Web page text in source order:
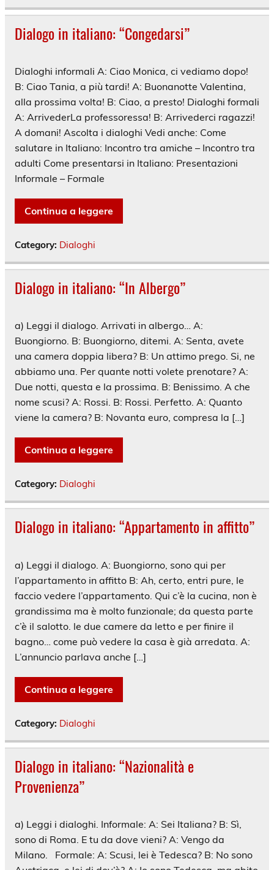
Dialogo in italiano: “Congedarsi”
Dialoghi informali A: Ciao Monica, ci vediamo dopo!
B: Ciao Tania, a più tardi! A: Buonanotte Valentina,
alla prossima volta! B: Ciao, a presto! Dialoghi formali
A: ArrivederLa professoressa! B: Arrivederci ragazzi!
A domani! Ascolta i dialoghi Vedi anche: Come
salutare in Italiano: Incontro tra amiche – Incontro tra
adulti Come presentarsi in Italiano: Presentazioni
Informale – Formale
Continua a leggere
Category: Dialoghi
Dialogo in italiano: “In Albergo”
a) Leggi il dialogo. Arrivati in albergo… A:
Buongiorno. B: Buongiorno, ditemi. A: Senta, avete
una camera doppia libera? B: Un attimo prego. Si, ne
abbiamo una. Per quante notti volete prenotare? A:
Due notti, questa e la prossima. B: Benissimo. A che
nome scusi? A: Rossi. B: Rossi. Perfetto. A: Quanto
viene la camera? B: Novanta euro, compresa la […]
Continua a leggere
Category: Dialoghi
Dialogo in italiano: “Appartamento in affitto”
a) Leggi il dialogo. A: Buongiorno, sono qui per
l’appartamento in affitto B: Ah, certo, entri pure, le
faccio vedere l’appartamento. Qui c’è la cucina, non è
grandissima ma è molto funzionale; da questa parte
c’è il salotto. le due camere da letto e per finire il
bagno… come può vedere la casa è già arredata. A:
L’annuncio parlava anche […]
Continua a leggere
Category: Dialoghi
Dialogo in italiano: “Nazionalità e
Provenienza”
a) Leggi i dialoghi. Informale: A: Sei Italiana? B: Sì,
sono di Roma. E tu da dove vieni? A: Vengo da
Milano. Formale: A: Scusi, lei è Tedesca? B: No sono